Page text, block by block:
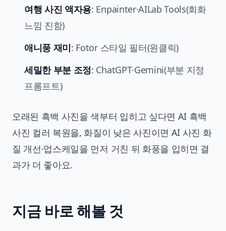
여행 사진 액자용: Enpainter·AILab Tools(회화
느낌 진함)
애니풍 재미: Fotor 스타일 필터(원클릭)
세밀한 부분 조정: ChatGPT·Gemini(부분 지정
프롬프트)
오래된 흑백 사진을 색부터 입히고 싶다면 AI 흑백
사진 컬러 복원을, 화질이 낮은 사진이면 AI 사진 화
질 개선·업스케일을 먼저 거친 뒤 화풍을 입히면 결
과가 더 좋아요.
지금 바로 해볼 것